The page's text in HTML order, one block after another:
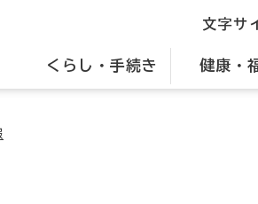
くらし・手続き 健康・
文字サ